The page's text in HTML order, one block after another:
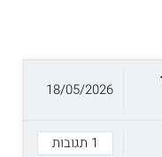
1 תגובות
18/05/2026